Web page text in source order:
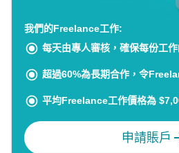
我們的Freelance工作:
每天由專人審核，確保每份工
超過60%為長期合作，令
平均Freelance工作價格為
申請賬戶